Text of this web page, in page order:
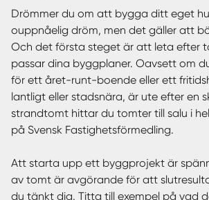
Drömmer du om att bygga ditt eget
ouppnåelig dröm, men det gäller att
Och det första steget är att leta efter
passar dina byggplaner. Oavsett om
för ett året-runt-boende eller ett
lantligt eller stadsnära, är ute efter en
strandtomt hittar du tomter till salu i
på Svensk Fastighetsförmedling.
Att starta upp ett byggprojekt är
av tomt är avgörande för att
du tänkt dig. Titta till exempel på vad